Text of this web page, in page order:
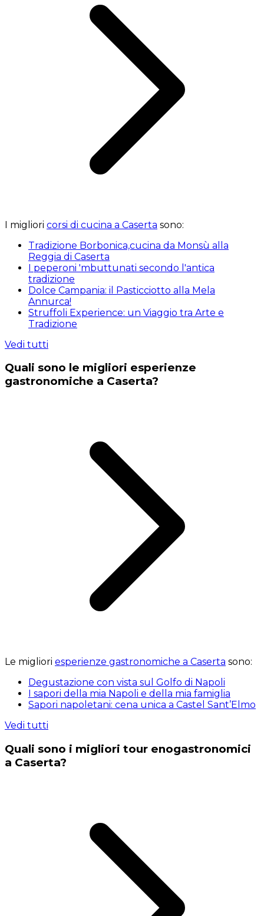
I migliori corsi di cucina a Caserta sono:
Tradizione Borbonica,cucina da Monsù alla
Reggia di Caserta
I peperoni 'mbuttunati secondo l'antica
tradizione
Dolce Campania: il Pasticciotto alla Mela
Annurca!
Struffoli Experience: un Viaggio tra Arte e
Tradizione
Vedi tutti
Quali sono le migliori esperienze
gastronomiche a Caserta?
Le migliori esperienze gastronomiche a Caserta sono:
Degustazione con vista sul Golfo di Napoli
I sapori della mia Napoli e della mia famiglia
Sapori napoletani: cena unica a Castel Sant’Elmo
Vedi tutti
Quali sono i migliori tour enogastronomici
a Caserta?